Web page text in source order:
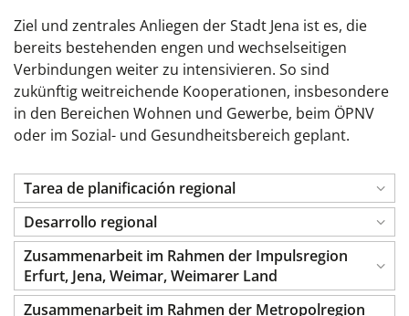
Ziel und zentrales Anliegen der Stadt Jena ist es, die
bereits bestehenden engen und wechselseitigen
Verbindungen weiter zu intensivieren. So sind
zukünftig weitreichende Kooperationen, insbesondere
in den Bereichen Wohnen und Gewerbe, beim ÖPNV
oder im Sozial- und Gesundheitsbereich geplant.
Tarea de planificación regional
Desarrollo regional
Zusammenarbeit im Rahmen der Impulsregion
Erfurt, Jena, Weimar, Weimarer Land
Zusammenarbeit im Rahmen der Metropolregion